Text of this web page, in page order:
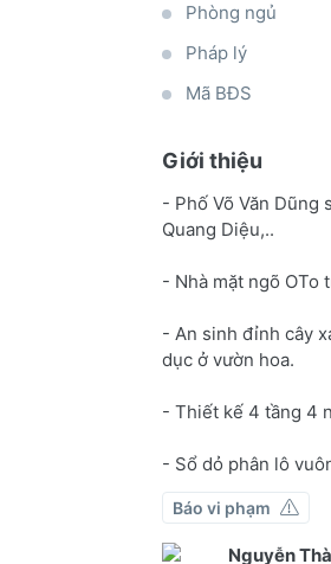
Phòng ngủ
Pháp lý
Mã BĐS
Giới thiệu
- Phố Võ Văn Dũng
Quang Diệu,..
- Nhà mặt ngõ OTo
- An sinh đỉnh cây
dục ở vườn hoa.
- Thiết kế 4 tầng 4
- Sổ dỏ phân lô
Báo vi phạm
Nguyễn